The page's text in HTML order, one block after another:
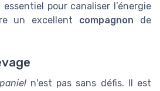
essentiel pour canaliser l’énergie
un excellent compagnon de
n'est pas sans défis. Il est